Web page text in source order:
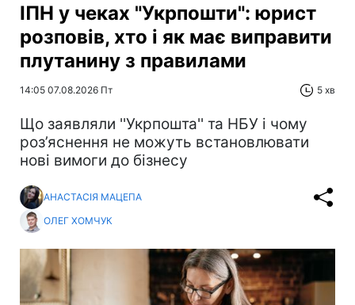
ІПН у чеках "Укрпошти": юрист
розповів, хто і як має виправити
плутанину з правилами
14:05 07.08.2026 Пт 5 хв
Що заявляли ''Укрпошта'' та НБУ і чому
роз’яснення не можуть встановлювати
нові вимоги до бізнесу
АНАСТАСІЯ МАЦЕПА
ОЛЕГ ХОМЧУК